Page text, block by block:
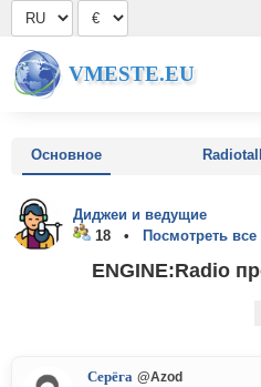
VMESTE.EU
Основное
Диджеи и ведущие
18 •
Посмотреть
ENGINE:Radio
Серёга @Azod